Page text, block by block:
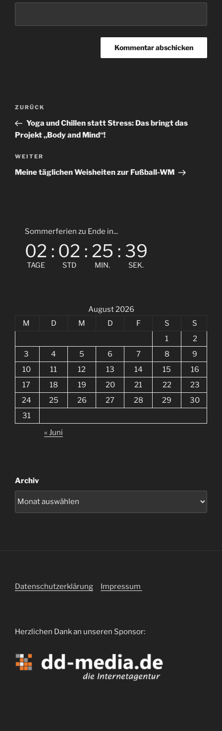
Beitragsnavigation
Vorheriger
Beitrag
ZURÜCK
Yoga und Chillen statt Stress: Das bringt das
Projekt „Body and Mind“!
Nächster
Beitrag
WEITER
Meine täglichen Weisheiten zur Fußball-WM
Sommerferien zu Ende in...
02
TAGE
: 02
STD
: 25
MIN.
: 38
SEK.
August 2026
M
D M D F S
S
1
2
3
4 5 6 7 8
9
10
11 12 13 14 15
16
17
18 19 20 21 22
23
24
25 26 27 28 29
30
31
« Juni
Archiv
Datenschutzerklärung Impressum
Herzlichen Dank an unseren Sponsor: